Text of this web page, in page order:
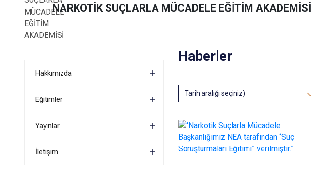
NARKOTİK SUÇLARLA MÜCADELE EĞİTİM AKADEMİSİ
Hakkımızda
Eğitimler
Yayınlar
İletişim
Haberler
Tarih aralığı seçiniz)